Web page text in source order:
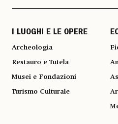
I LUOGHI E LE OPERE
Archeologia
Restauro e Tutela
Musei e Fondazioni
Turismo Culturale